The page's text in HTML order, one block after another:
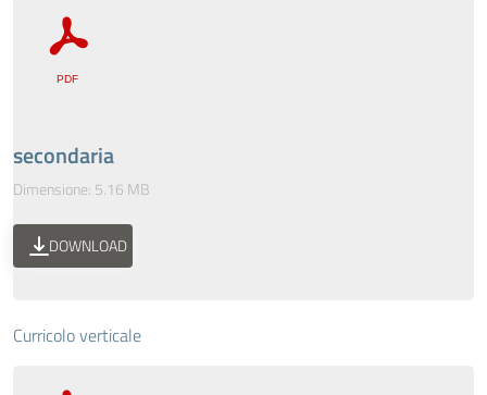
secondaria
Dimensione: 5.16 MB
DOWNLOAD
Curricolo verticale